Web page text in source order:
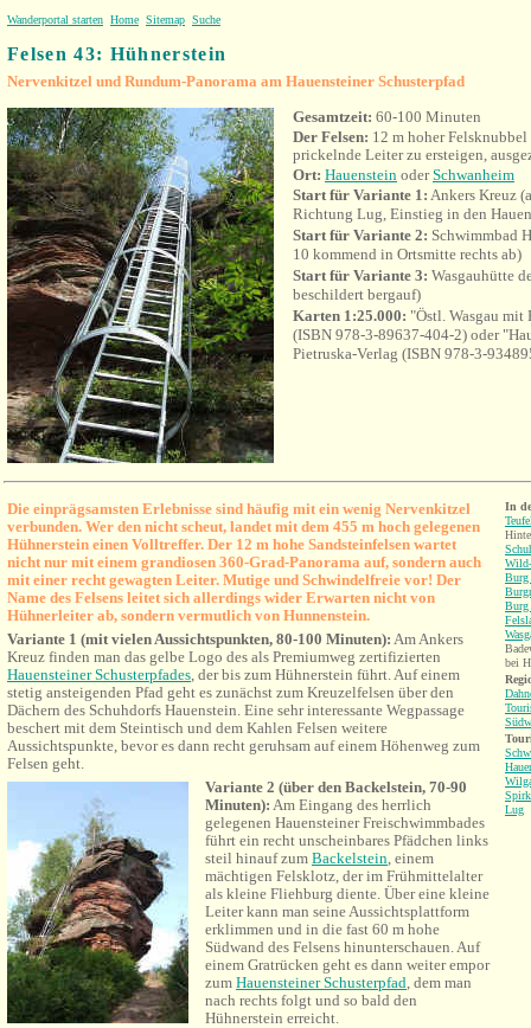
Wanderportal starten Home Sitemap Suche
Felsen 43: Hühnerstein
Nervenkitzel und Rundum-Panorama am Hauensteiner Schusterpfad
Gesamtzeit: 60-100 Minuten
Der Felsen: 12 m hoher
prickelnde Leiter zu ersteigen,
Ort: Hauenstein oderSchwanheim
Start für Variante 1: Ankers Kreuz
Richtung Lug, Einstieg in den
Start für Variante 2: Schwimmbad
10 kommend in Ortsmitte rechts ab)
Start für Variante 3: Wasgauhütte
beschildert bergauf)
Karten 1:25.000: "Östl. Wasgau mit
(ISBN 978-3-89637-404-2) oder
Pietruska-Verlag (ISBN 978-3-
Die einprägsamsten Erlebnisse sind häufig mit ein wenig Nervenkitzel
verbunden. Wer den nicht scheut, landet mit dem 455 m hoch gelegenen
Hühnerstein einen Volltreffer. Der 12 m hohe Sandsteinfelsen wartet
nicht nur mit einem grandiosen 360-Grad-Panorama auf, sondern auch
mit einer recht gewagten Leiter. Mutige und Schwindelfreie vor! Der
Name des Felsens leitet sich allerdings wider Erwarten nicht von
Hühnerleiter ab, sondern vermutlich von Hunnenstein.
Variante 1 (mit vielen Aussichtspunkten, 80-100 Minuten): Am Ankers
Kreuz finden man das gelbe Logo des als Premiumweg zertifizierten
Hauensteiner Schusterpfades, der bis zum Hühnerstein führt. Auf einem
stetig ansteigenden Pfad geht es zunächst zum Kreuzelfelsen über den
Dächern des Schuhdorfs Hauenstein. Eine sehr interessante Wegpassage
beschert mit dem Steintisch und dem Kahlen Felsen weitere
Aussichtspunkte, bevor es dann recht geruhsam auf einem Höhenweg zum
Felsen geht.
Variante 2 (über den Backelstein, 70-90
Minuten): Am Eingang des herrlich
gelegenen Hauensteiner Freischwimmbades
führt ein recht unscheinbares Pfädchen links
steil hinauf zum Backelstein, einem
mächtigen Felsklotz, der im Frühmittelalter
als kleine Fliehburg diente. Über eine kleine
Leiter kann man seine Aussichtsplattform
erklimmen und in die fast 60 m hohe
Südwand des Felsens hinunterschauen. Auf
einem Gratrücken geht es dann weiter empor
zum Hauensteiner Schusterpfad, dem man
nach rechts folgt und so bald den
Hühnerstein erreicht.
In
Burg
Burg
bei
Lug